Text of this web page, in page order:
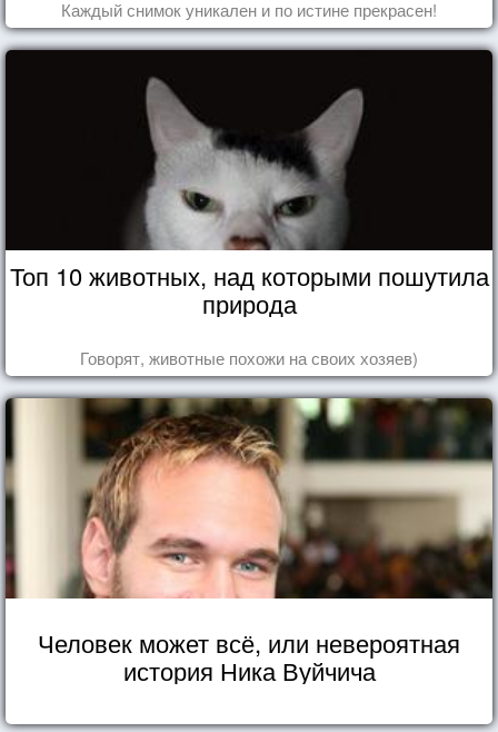
Каждый снимок уникален и по истине прекрасен!
Топ 10 животных, над которыми пошутила
природа
Говорят, животные похожи на своих хозяев)
Человек может всё, или невероятная
история Ника Вуйчича